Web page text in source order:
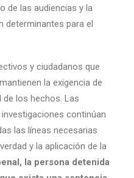
de las audiencias y la
determinantes para el
y ciudadanos que
la exigencia de
los hechos. Las
continúan
las líneas necesarias
y la aplicación de la
la persona detenida